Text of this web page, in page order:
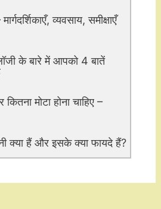
व्यवसाय, समीक्षाएँ
के बारे में आपको 4 बातें
मोटा होना चाहिए –
क्या हैं और इसके क्या फायदे हैं?